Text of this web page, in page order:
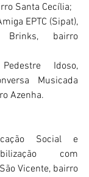
Santa Cecília;
EPTC (Sipat),
bairro
Idoso,
Musicada
Azenha.
Social e
com
Vicente, bairro